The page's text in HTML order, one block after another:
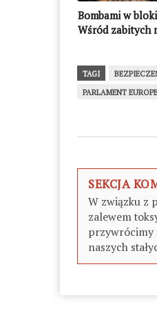
Bombami w
Wśród zabitych
TAGI
PARLAMENT
SEKCJA
W związku z
zalewem
przywrócimy
naszych